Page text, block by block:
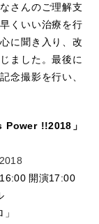
さんのご理解支
くいい治療を行
に聞き入り、改
ました。最後に
念撮影を行い、
!!2018」
開演17:00